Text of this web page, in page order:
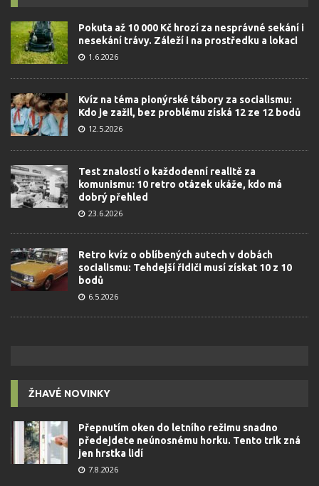
Pokuta až 10 000 Kč hrozí za nesprávné sekání i
nesekání trávy. Záleží i na prostředku a lokaci
1.6.2026
Kvíz na téma pionýrské tábory za socialismu:
Kdo je zažil, bez problému získá 12 ze 12 bodů
12.5.2026
Test znalostí o každodenní realitě za
komunismu: 10 retro otázek ukáže, kdo má
dobrý přehled
23.6.2026
Retro kvíz o oblíbených autech v dobách
socialismu: Tehdejší řidiči musí získat 10 z 10
bodů
6.5.2026
ŽHAVÉ NOVINKY
Přepnutím oken do letního režimu snadno
předejdete neúnosnému horku. Tento trik zná
jen hrstka lidí
7.8.2026